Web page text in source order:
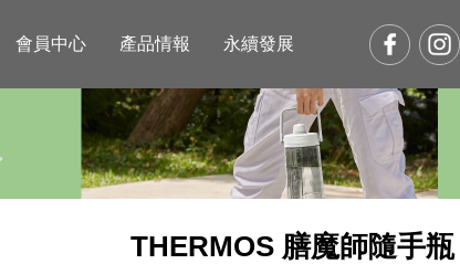
會員中心 產品情報 永續發展
THERMOS 膳魔師隨手瓶